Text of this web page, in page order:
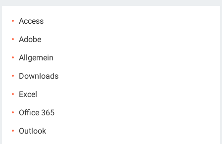
Access
Adobe
Allgemein
Downloads
Excel
Office 365
Outlook